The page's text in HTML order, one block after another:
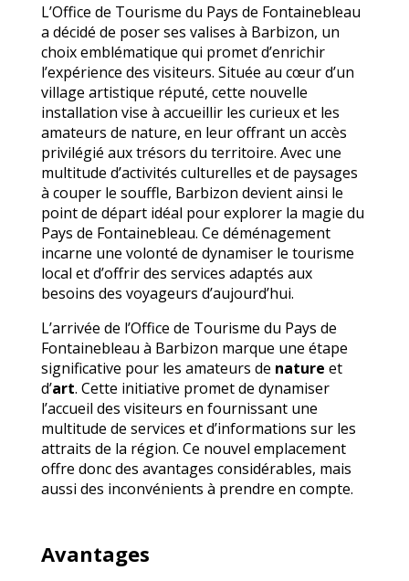
L’Office de Tourisme du Pays de Fontainebleau
a décidé de poser ses valises à Barbizon, un
choix emblématique qui promet d’enrichir
l’expérience des visiteurs. Située au cœur d’un
village artistique réputé, cette nouvelle
installation vise à accueillir les curieux et les
amateurs de nature, en leur offrant un accès
privilégié aux trésors du territoire. Avec une
multitude d’activités culturelles et de paysages
à couper le souffle, Barbizon devient ainsi le
point de départ idéal pour explorer la magie du
Pays de Fontainebleau. Ce déménagement
incarne une volonté de dynamiser le tourisme
local et d’offrir des services adaptés aux
besoins des voyageurs d’aujourd’hui.
L’arrivée de l’Office de Tourisme du Pays de
Fontainebleau à Barbizon marque une étape
significative pour les amateurs de nature et
d’art. Cette initiative promet de dynamiser
l’accueil des visiteurs en fournissant une
multitude de services et d’informations sur les
attraits de la région. Ce nouvel emplacement
offre donc des avantages considérables, mais
aussi des inconvénients à prendre en compte.
Avantages